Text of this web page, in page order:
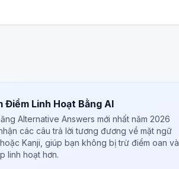
Điểm Linh Hoạt Bằng AI
Alternative Answers mới nhất năm 2026
các câu trả lời tương đương về mặt ngữ
Kanji, giúp bạn không bị trừ điểm oan và
linh hoạt hơn.